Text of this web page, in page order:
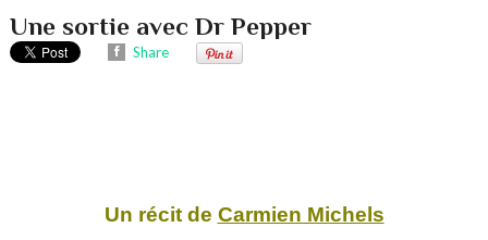
Une sortie avec Dr Pepper
Share
Un récit de Carmien Michels